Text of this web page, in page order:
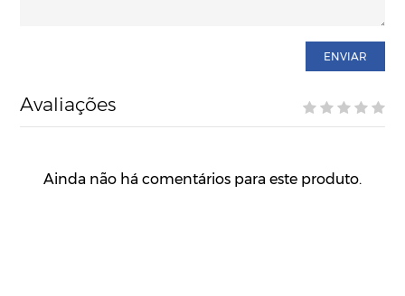
ENVIAR
Avaliações
Ainda não há comentários para este produto.